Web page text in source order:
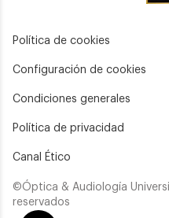
Política de cookies
Configuración de cookies
Condiciones generales
Política de privacidad
Canal Ético
©Óptica & Audiología
reservados